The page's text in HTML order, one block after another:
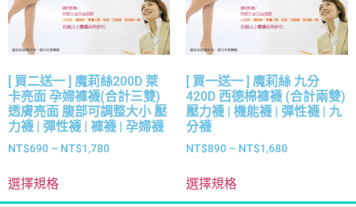
[ 買二送一 ] 魔莉絲200D 萊
卡亮面 孕婦褲襪(合計三雙)
透膚亮面 腹部可調整大小 壓
力襪 | 彈性襪 | 褲襪 | 孕婦襪
NT$690 – NT$1,780
選擇規格
[ 買一送一 ] 魔莉絲 九分
420D 西德棉褲襪 (合計兩雙)
壓力襪 | 機能襪 | 彈性襪 | 九
分襪
NT$890 – NT$1,680
選擇規格